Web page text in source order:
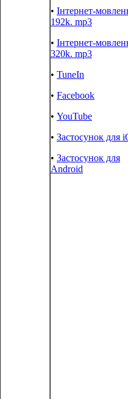
• Інтернет-
192k. mp3
• Інтернет-
320k. mp3
• TuneIn
• Facebook
• YouTube
• Застосунок для
• Застосунок для
Android